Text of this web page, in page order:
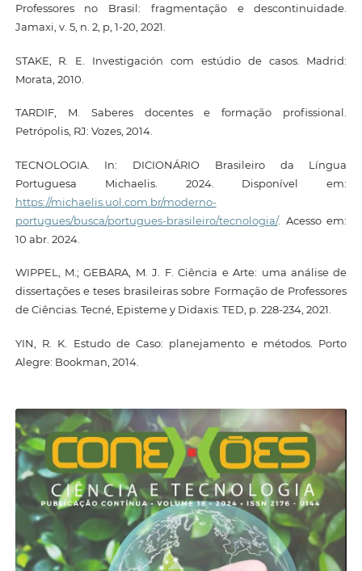
Professores no Brasil: fragmentação e descontinuidade.
Jamaxi, v. 5, n. 2, p, 1-20, 2021.
STAKE, R. E. Investigación com estúdio de casos. Madrid:
Morata, 2010.
TARDIF, M. Saberes docentes e formação profissional.
Petrópolis, RJ: Vozes, 2014.
TECNOLOGIA. In: DICIONÁRIO Brasileiro da Língua
Portuguesa Michaelis. 2024. Disponível em:
https://michaelis.uol.com.br/moderno-
portugues/busca/portugues-brasileiro/tecnologia/. Acesso em:
10 abr. 2024.
WIPPEL, M.; GEBARA, M. J. F. Ciência e Arte: uma análise de
dissertações e teses brasileiras sobre Formação de Professores
de Ciências. Tecné, Episteme y Didaxis: TED, p. 228-234, 2021.
YIN, R. K. Estudo de Caso: planejamento e métodos. Porto
Alegre: Bookman, 2014.